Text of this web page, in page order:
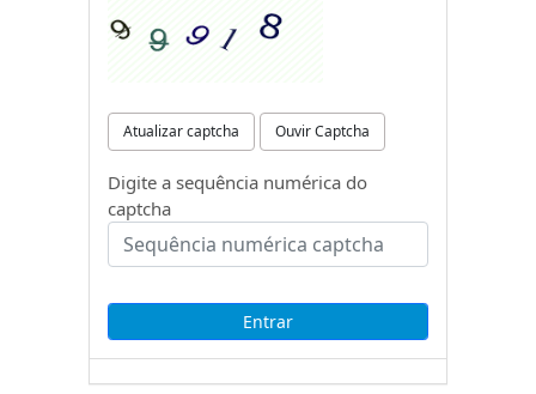
Atualizar captcha Ouvir Captcha
Digite a sequência numérica do
captcha